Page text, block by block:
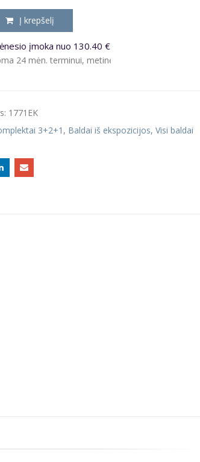
Į krepšelį
įmoka nuo 130.40 €
terminui, metinė palūkanų norma – 9.5%,
1771EK
3+2+1 , Baldai iš ekspozicijos,Visi baldai